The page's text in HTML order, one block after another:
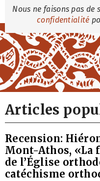
Nous ne faisons pas de
confidentialité
Articles
Recension:
Mont-Athos, «La
de l’Église
catéchisme